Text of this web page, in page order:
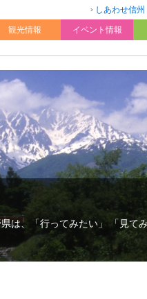
しあわせ信州
観光情報 イベント情報
は、「行ってみたい」 「見て